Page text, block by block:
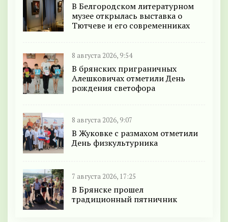
В Белгородском литературном
музее открылась выставка о
Тютчеве и его современниках
8 августа 2026, 9:54
В брянских приграничных
Алешковичах отметили День
рождения светофора
8 августа 2026, 9:07
В Жуковке с размахом отметили
День физкультурника
7 августа 2026, 17:25
В Брянске прошел
традиционный пятничник